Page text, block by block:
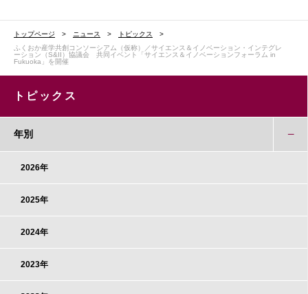
トップページ ニュース
トピックス
ふくおか産学共創コンソーシアム（仮称）／サイエンス＆イノベーション・インテグレ
ーション（S&II）協議会 共同イベント「サイエンス＆イノベーションフォーラム in
Fukuoka」を開催
トピックス
年別
2026年
2025年
2024年
2023年